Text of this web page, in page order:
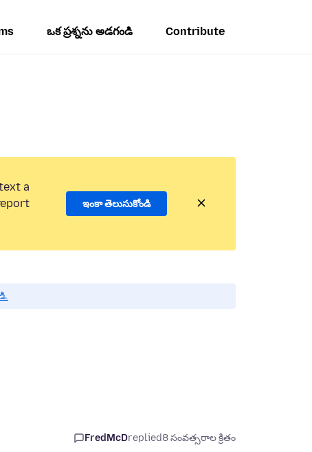
ఒక ప్రశ్నను అడగండి Contribute
a
ఇంకా తెలుసుకోండి
FredMcDreplied8 సంవత్సరాల క్రితం